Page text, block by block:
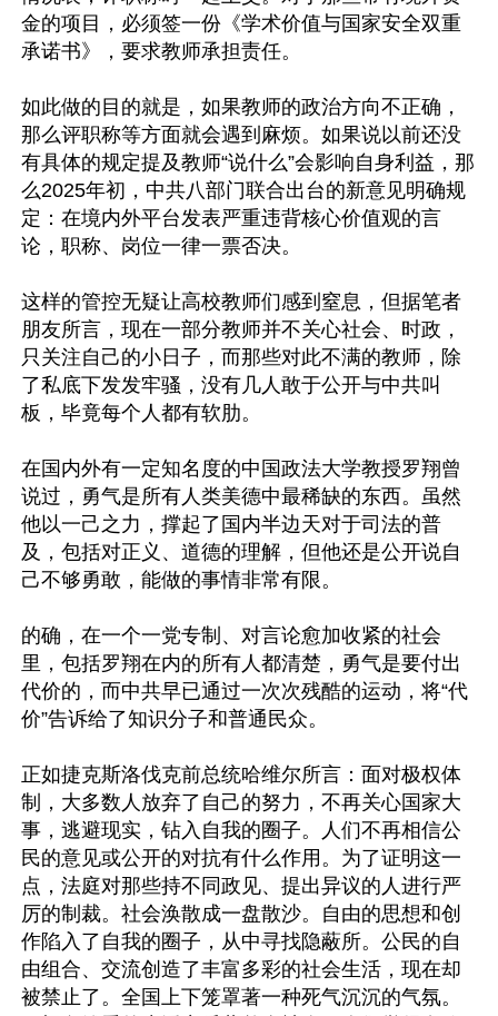
金的项目，必须签一份《学术价值与国家安全双重
承诺书》，要求教师承担责任。
如此做的目的就是，如果教师的政治方向不正确，
那么评职称等方面就会遇到麻烦。如果说以前还没
有具体的规定提及教师“说什么”会影响自身利益，那
么2025年初，中共八部门联合出台的新意见明确规
定：在境内外平台发表严重违背核心价值观的言
论，职称、岗位一律一票否决。
这样的管控无疑让高校教师们感到窒息，但据笔者
朋友所言，现在一部分教师并不关心社会、时政，
只关注自己的小日子，而那些对此不满的教师，除
了私底下发发牢骚，没有几人敢于公开与中共叫
板，毕竟每个人都有软肋。
在国内外有一定知名度的中国政法大学教授罗翔曾
说过，勇气是所有人类美德中最稀缺的东西。虽然
他以一己之力，撑起了国内半边天对于司法的普
及，包括对正义、道德的理解，但他还是公开说自
己不够勇敢，能做的事情非常有限。
的确，在一个一党专制、对言论愈加收紧的社会
里，包括罗翔在内的所有人都清楚，勇气是要付出
代价的，而中共早已通过一次次残酷的运动，将“代
价”告诉给了知识分子和普通民众。
正如捷克斯洛伐克前总统哈维尔所言：面对极权体
制，大多数人放弃了自己的努力，不再关心国家大
事，逃避现实，钻入自我的圈子。人们不再相信公
民的意见或公开的对抗有什么作用。为了证明这一
点，法庭对那些持不同政见、提出异议的人进行严
厉的制裁。社会涣散成一盘散沙。自由的思想和创
作陷入了自我的圈子，从中寻找隐蔽所。公民的自
由组合、交流创造了丰富多彩的社会生活，现在却
被禁止了。全国上下笼罩著一种死气沉沉的气氛。